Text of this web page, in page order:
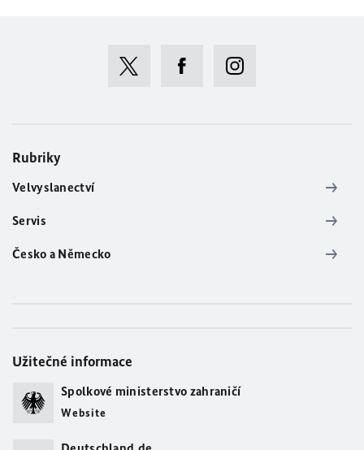
Rubriky
Velvyslanectví
Servis
Česko a Německo
Užitečné informace
Spolkové ministerstvo zahraničí
Website